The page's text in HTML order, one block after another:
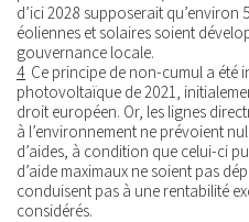
d’ici 2028 supposerait qu’environ
éoliennes et solaires soient
gouvernance locale.
4 Ce principe de non-cumul a été
photovoltaïque de 2021,
droit européen. Or, les lignes
à l’environnement ne prévoient
d’aides, à condition que celui-ci
d’aide maximaux ne soient pas
conduisent pas à une rentabilité
considérés.